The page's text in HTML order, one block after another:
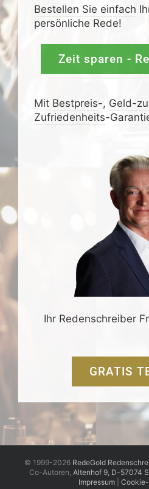
Bestellen Sie einfach
persönliche Rede!
Zeit sparen -
Mit Bestpreis-, Geld-
Zufrieden­­heits-
Ihr Redenschreiber
GRATIS
© 1999-2026 RedeGold
Co-Autoren, Altenhof 9, D-57074
Impressum|